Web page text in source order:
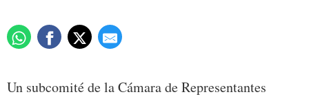
Un subcomité de la Cámara de Representantes